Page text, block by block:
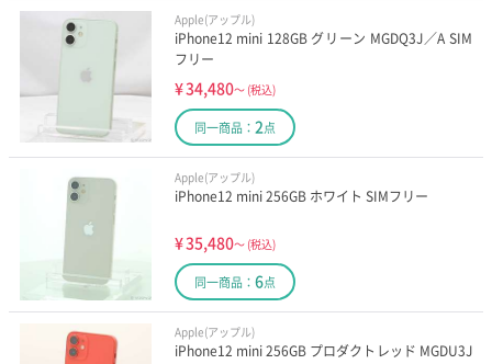
Apple(アップル)
iPhone12 mini 128GB グリーン MGDQ3J／A SIM
フリー
¥34,480～ (税込)
同一商品： 2点
Apple(アップル)
iPhone12 mini 256GB ホワイト SIMフリー
¥35,480～ (税込)
同一商品： 6点
Apple(アップル)
iPhone12 mini 256GB プロダクトレッド MGDU3J